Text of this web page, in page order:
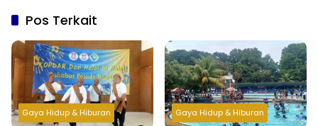
Pos Terkait
Gaya Hidup & Hiburan Gaya Hidup & Hiburan